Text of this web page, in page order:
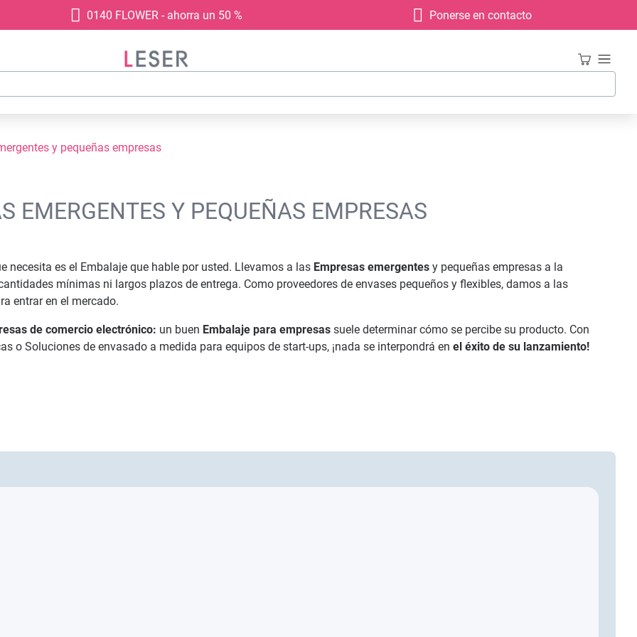
0140 FLOWER - ahorra un 50 % Ponerse en contacto
y pequeñas empresas
EMERGENTES Y PEQUEÑAS EMPRESAS
necesita es el Embalaje que hable por usted. Llevamos a las Empresas emergentes y pequeñas empresas a la
mínimas ni largos plazos de entrega. Como proveedores de envases pequeños y flexibles, damos a las
entrar en el mercado.
de comercio electrónico: un buen Embalaje para empresas suele determinar cómo se percibe su producto. Con
o Soluciones de envasado a medida para equipos de start-ups, ¡nada se interpondrá en el éxito de su lanzamiento!